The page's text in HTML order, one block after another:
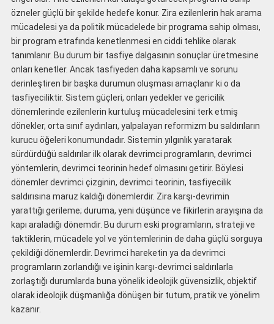
özneler güçlü bir şekilde hedefe konur. Zira ezilenlerin hak arama
mücadelesi ya da politik mücadelede bir programa sahip olması,
bir program etrafında kenetlenmesi en ciddi tehlike olarak
tanımlanır. Bu durum bir tasfiye dalgasının sonuçlar üretmesine
onları kenetler. Ancak tasfiyeden daha kapsamlı ve sorunu
derinleştiren bir başka durumun oluşması amaçlanır ki o da
tasfiyeciliktir. Sistem güçleri, onları yedekler ve gericilik
dönemlerinde ezilenlerin kurtuluş mücadelesini terk etmiş
dönekler, orta sınıf aydınları, yalpalayan reformizm bu saldırıların
kurucu öğeleri konumundadır. Sistemin yılgınlık yaratarak
sürdürdüğü saldırılar ilk olarak devrimci programların, devrimci
yöntemlerin, devrimci teorinin hedef olmasını getirir. Böylesi
dönemler devrimci çizginin, devrimci teorinin, tasfiyecilik
saldırısına maruz kaldığı dönemlerdir. Zira karşı-devrimin
yarattığı gerileme; duruma, yeni düşünce ve fikirlerin arayışına da
kapı araladığı dönemdir. Bu durum eski programların, strateji ve
taktiklerin, mücadele yol ve yöntemlerinin de daha güçlü sorguya
çekildiği dönemlerdir. Devrimci hareketin ya da devrimci
programların zorlandığı ve işinin karşı-devrimci saldırılarla
zorlaştığı durumlarda buna yönelik ideolojik güvensizlik, objektif
olarak ideolojik düşmanlığa dönüşen bir tutum, pratik ve yönelim
kazanır.